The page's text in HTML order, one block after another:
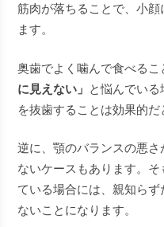
筋肉が落ちることで、小
ます。
奥歯でよく噛んで食べる
に見えない」 と悩んでい
を抜歯することは効果的だ
逆に、顎のバランスの悪
ないケースもあります。そ
ている場合には、親知ら
ないことになります。